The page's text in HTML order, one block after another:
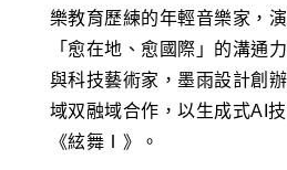
樂教育歷練的年輕音樂家，
「愈在地、愈國際」的溝通
與科技藝術家，墨雨設計創
域双融域合作，以生成式AI
《絃舞Ⅰ》。